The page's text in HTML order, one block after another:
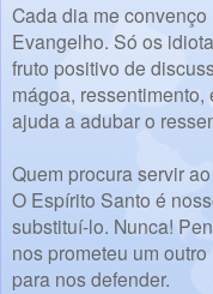
Cada dia me
Evangelho. Só os
fruto positivo de
mágoa,
ajuda a adubar o
Quem procura servir
O Espírito Santo é
substituí-lo. Nunca!
nos prometeu um
para nos defender.